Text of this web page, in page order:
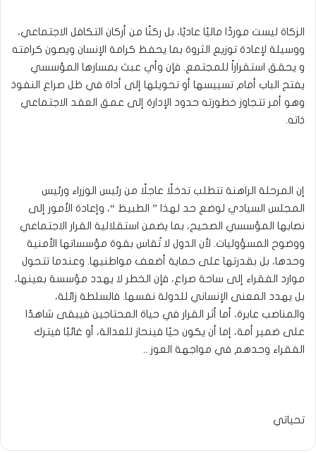
الزكاة ليست موردًا ماليًا عاديًا، بل ركنًا من أركان التكافل الاجتماعي،
ووسيلة لإعادة توزيع الثروة بما يحفظ كرامة الإنسان ويصون كرامته
و يحقق استقراراً للمجتمع. فإن وأي عبث بمسارها المؤسسي
يفتح الباب أمام تسييسها أو تحويلها إلى أداة في ظل صراع النفوذ
وهو أمر تتجاوز خطورته حدود الإدارة إلى عمق العقد الاجتماعي
ذاته.
إن المرحلة الراهنة تتطلب تدخلًا عاجلًا من رئيس الوزراء ورئيس
المجلس السيادي لوضع حد لهذا ” الطبيظ “، وإعادة الأمور إلى
نصابها المؤسسي الصحيح، بما يضمن استقلالية القرار الاجتماعي
ووضوح المسؤوليات. لأن الدول لا تُقاس بقوة مؤسساتها الأمنية
وحدها، بل بقدرتها على حماية أضعف مواطنيها. وعندما تتحول
موارد الفقراء إلى ساحة صراع، فإن الخطر لا يهدد مؤسسة بعينها،
بل يهدد المعنى الإنساني للدولة نفسها. فالسلطة زائلة،
والمناصب عابرة، أما أثر القرار في حياة المحتاجين فيبقى شاهدًا
على ضمير أمة، إما أن يكون حيًا فينحاز للعدالة، أو غائبًا فيترك
الفقراء وحدهم في مواجهة العوز ..
تحياتي